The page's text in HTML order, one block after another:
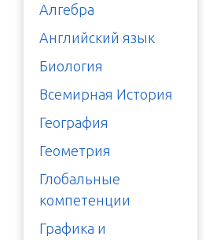
Алгебра
Английский язык
Биология
Всемирная История
География
Геометрия
Глобальные
компетенции
Графика и